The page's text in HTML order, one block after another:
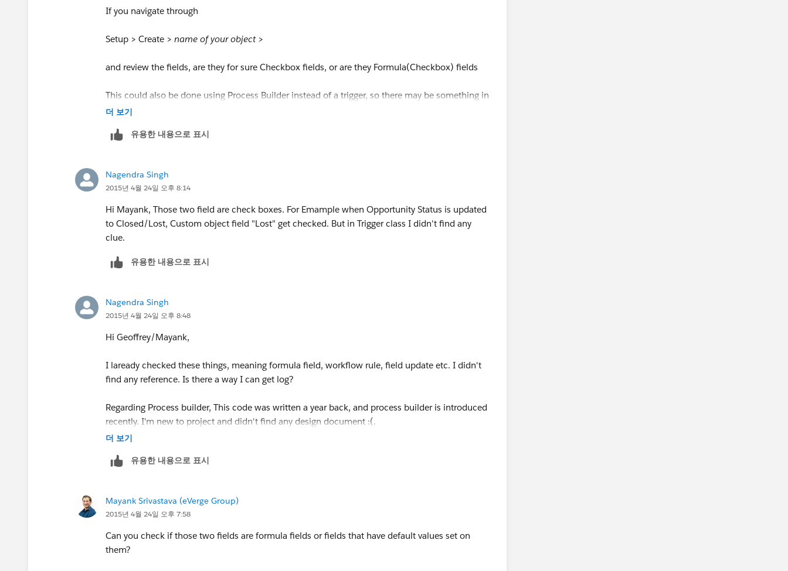
If you navigate through
Setup > Create > name of your object>
and review the fields, are they for sure Checkbox fields, or are they Formula(Checkbox) fields
This could also be done using Process Builder instead of a trigger, so there may be something in
there, or in a flow
더 보기
유용한 내용으로 표시
Nagendra Singh
2015년 4월 24일 오후 8:14
Hi Mayank, Those two field are check boxes. For Emample when Opportunity Status is updated
to Closed/Lost, Custom object field "Lost" get checked. But in Trigger class I didn't find any
clue.
유용한 내용으로 표시
Nagendra Singh
2015년 4월 24일 오후 8:48
Hi Geoffrey/Mayank,
I laready checked these things, meaning formula field, workflow rule, field update etc. I didn't
find any reference. Is there a way I can get log?
Regarding Process builder, This code was written a year back, and process builder is introduced
recently. I'm new to project and didn't find any design document :(.
더 보기
유용한 내용으로 표시
Mayank Srivastava (eVerge Group)
2015년 4월 24일 오후 7:58
Can you check if those two fields are formula fields or fields that have default values set on
them?